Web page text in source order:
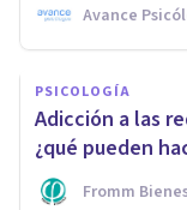
Avance
PSICOLOGÍA
Adicción a las
¿qué pueden
Fromm